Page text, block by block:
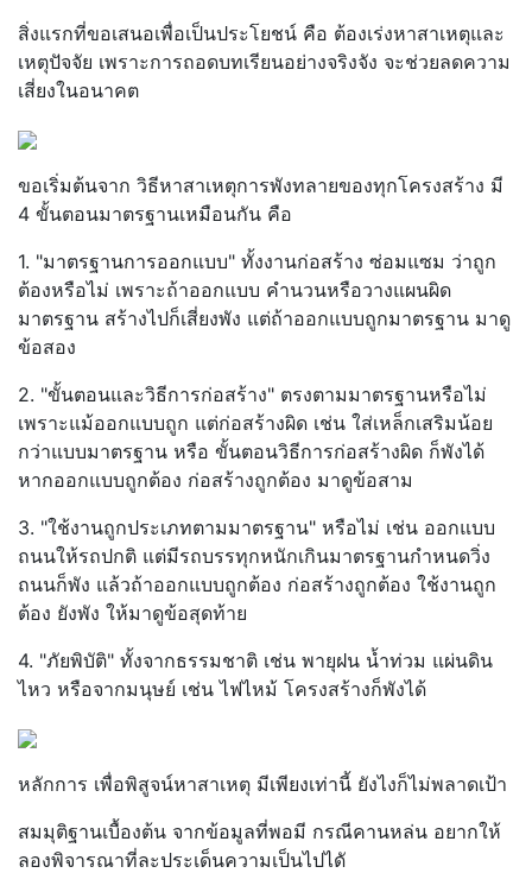
สิ่งแรกที่ขอเสนอเพื่อเป็นประโยชน์ คือ ต้องเร่งหาสาเหตุและ
เหตุปัจจัย เพราะการถอดบทเรียนอย่างจริงจัง จะช่วยลดความ
เสี่ยงในอนาคต
ขอเริ่มต้นจาก วิธีหาสาเหตุการพังทลายของทุกโครงสร้าง มี
4 ขั้นตอนมาตรฐานเหมือนกัน คือ
1. "มาตรฐานการออกแบบ" ทั้งงานก่อสร้าง ซ่อมแซม ว่าถูก
ต้องหรือไม่ เพราะถ้าออกแบบ คำนวนหรือวางแผนผิด
มาตรฐาน สร้างไปก็เสี่ยงพัง แต่ถ้าออกแบบถูกมาตรฐาน มาดู
ข้อสอง
2. "ขั้นตอนและวิธีการก่อสร้าง" ตรงตามมาตรฐานหรือไม่
เพราะแม้ออกแบบถูก แต่ก่อสร้างผิด เช่น ใส่เหล็กเสริมน้อย
กว่าแบบมาตรฐาน หรือ ขั้นตอนวิธีการก่อสร้างผิด ก็พังได้
หากออกแบบถูกต้อง ก่อสร้างถูกต้อง มาดูข้อสาม
3. "ใช้งานถูกประเภทตามมาตรฐาน" หรือไม่ เช่น ออกแบบ
ถนนให้รถปกติ แต่มีรถบรรทุกหนักเกินมาตรฐานกำหนดวิ่ง
ถนนก็พัง แล้วถ้าออกแบบถูกต้อง ก่อสร้างถูกต้อง ใช้งานถูก
ต้อง ยังพัง ให้มาดูข้อสุดท้าย
4. "ภัยพิบัติ" ทั้งจากธรรมชาติ เช่น พายุฝน น้ำท่วม แผ่นดิน
ไหว หรือจากมนุษย์ เช่น ไฟไหม้ โครงสร้างก็พังได้
หลักการ เพื่อพิสูจน์หาสาเหตุ มีเพียงเท่านี้ ยังไงก็ไม่พลาดเป้า
สมมุติฐานเบื้องต้น จากข้อมูลที่พอมี กรณีคานหล่น อยากให้
ลองพิจารณาที่ละประเด็นความเป็นไปไดั